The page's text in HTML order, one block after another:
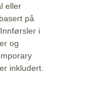
eller
på
i
og
inkludert.